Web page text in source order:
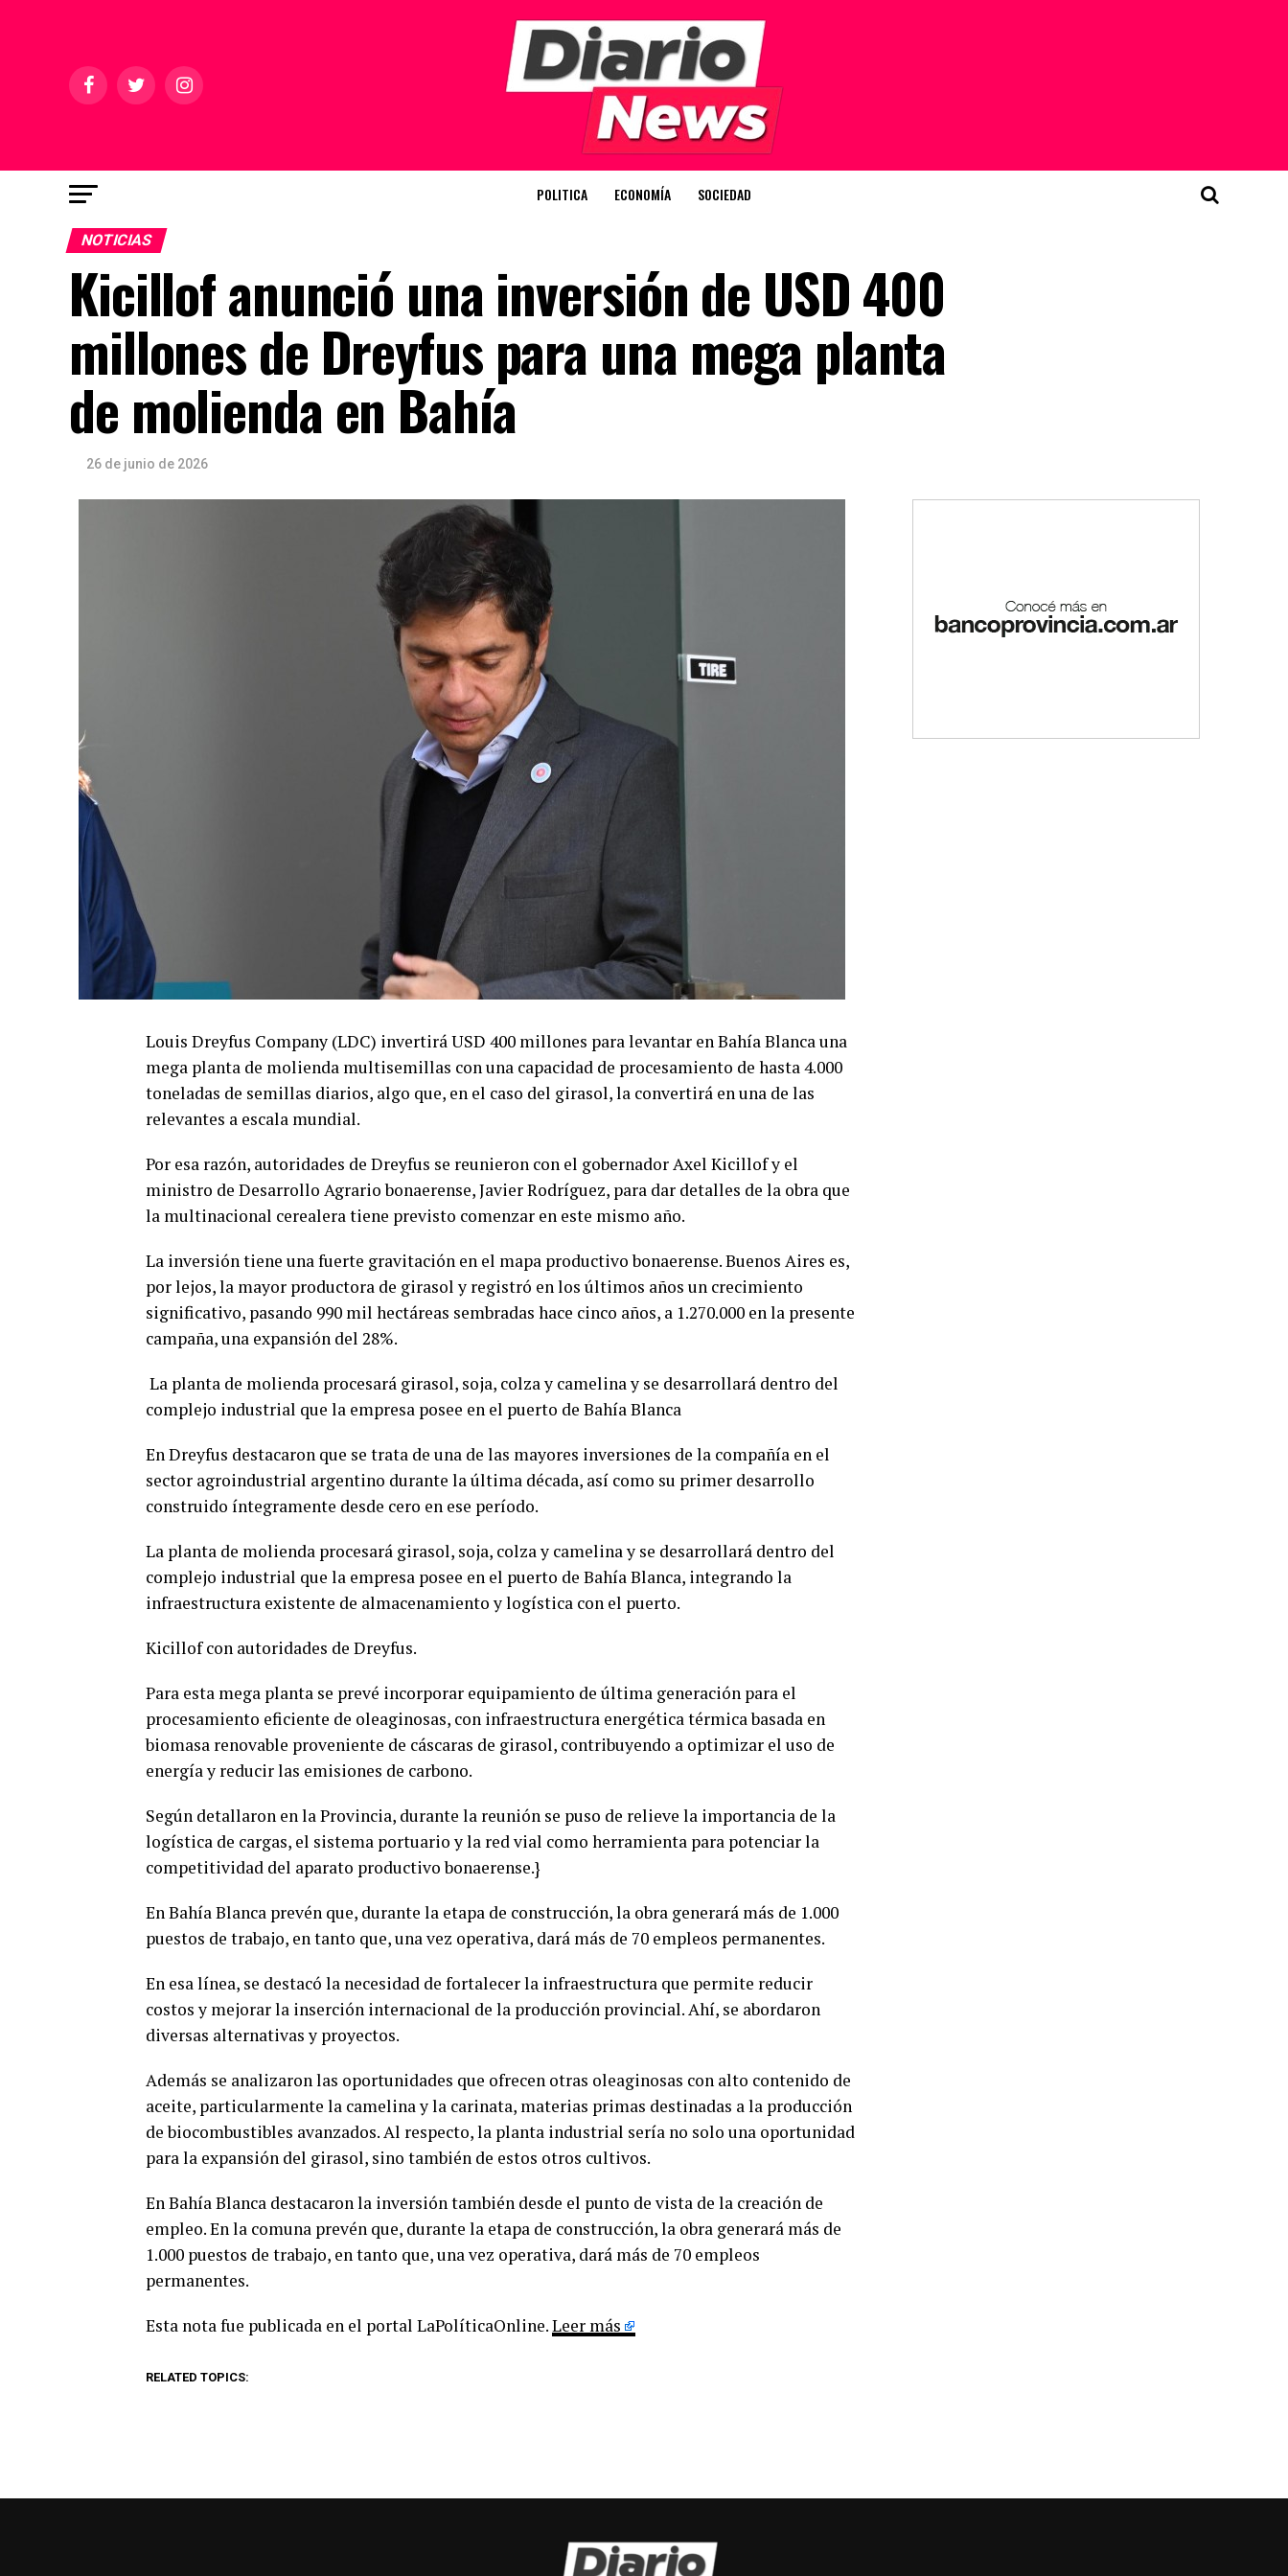
POLITICA ECONOMÍA SOCIEDAD
NOTICIAS
Kicillof anunció una inversión de USD 400
millones de Dreyfus para una mega planta
de molienda en Bahía
26 de junio de 2026
Louis Dreyfus Company (LDC) invertirá USD 400 millones para levantar en Bahía Blanca una
mega planta de molienda multisemillas con una capacidad de procesamiento de hasta 4.000
toneladas de semillas diarios, algo que, en el caso del girasol, la convertirá en una de las
relevantes a escala mundial.
Por esa razón, autoridades de Dreyfus se reunieron con el gobernador Axel Kicillof y el
ministro de Desarrollo Agrario bonaerense, Javier Rodríguez, para dar detalles de la obra que
la multinacional cerealera tiene previsto comenzar en este mismo año.
La inversión tiene una fuerte gravitación en el mapa productivo bonaerense. Buenos Aires es,
por lejos, la mayor productora de girasol y registró en los últimos años un crecimiento
significativo, pasando 990 mil hectáreas sembradas hace cinco años, a 1.270.000 en la presente
campaña, una expansión del 28%.
La planta de molienda procesará girasol, soja, colza y camelina y se desarrollará dentro del
complejo industrial que la empresa posee en el puerto de Bahía Blanca
En Dreyfus destacaron que se trata de una de las mayores inversiones de la compañía en el
sector agroindustrial argentino durante la última década, así como su primer desarrollo
construido íntegramente desde cero en ese período.
La planta de molienda procesará girasol, soja, colza y camelina y se desarrollará dentro del
complejo industrial que la empresa posee en el puerto de Bahía Blanca, integrando la
infraestructura existente de almacenamiento y logística con el puerto.
Kicillof con autoridades de Dreyfus.
Para esta mega planta se prevé incorporar equipamiento de última generación para el
procesamiento eficiente de oleaginosas, con infraestructura energética térmica basada en
biomasa renovable proveniente de cáscaras de girasol, contribuyendo a optimizar el uso de
energía y reducir las emisiones de carbono.
Según detallaron en la Provincia, durante la reunión se puso de relieve la importancia de la
logística de cargas, el sistema portuario y la red vial como herramienta para potenciar la
competitividad del aparato productivo bonaerense.}
En Bahía Blanca prevén que, durante la etapa de construcción, la obra generará más de 1.000
puestos de trabajo, en tanto que, una vez operativa, dará más de 70 empleos permanentes.
En esa línea, se destacó la necesidad de fortalecer la infraestructura que permite reducir
costos y mejorar la inserción internacional de la producción provincial. Ahí, se abordaron
diversas alternativas y proyectos.
Además se analizaron las oportunidades que ofrecen otras oleaginosas con alto contenido de
aceite, particularmente la camelina y la carinata, materias primas destinadas a la producción
de biocombustibles avanzados. Al respecto, la planta industrial sería no solo una oportunidad
para la expansión del girasol, sino también de estos otros cultivos.
En Bahía Blanca destacaron la inversión también desde el punto de vista de la creación de
empleo. En la comuna prevén que, durante la etapa de construcción, la obra generará más de
1.000 puestos de trabajo, en tanto que, una vez operativa, dará más de 70 empleos
permanentes.
Esta nota fue publicada en el portal LaPolíticaOnline.Leer más
RELATED TOPICS: